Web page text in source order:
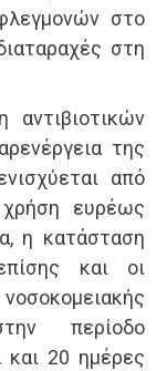
στο
στη
της
από
ευρέως
η κατάσταση
και οι
περίοδο
και 20 ημέρες